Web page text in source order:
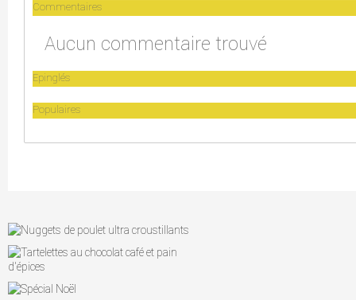
Commentaires
Aucun commentaire trouvé
Epinglés
Populaires